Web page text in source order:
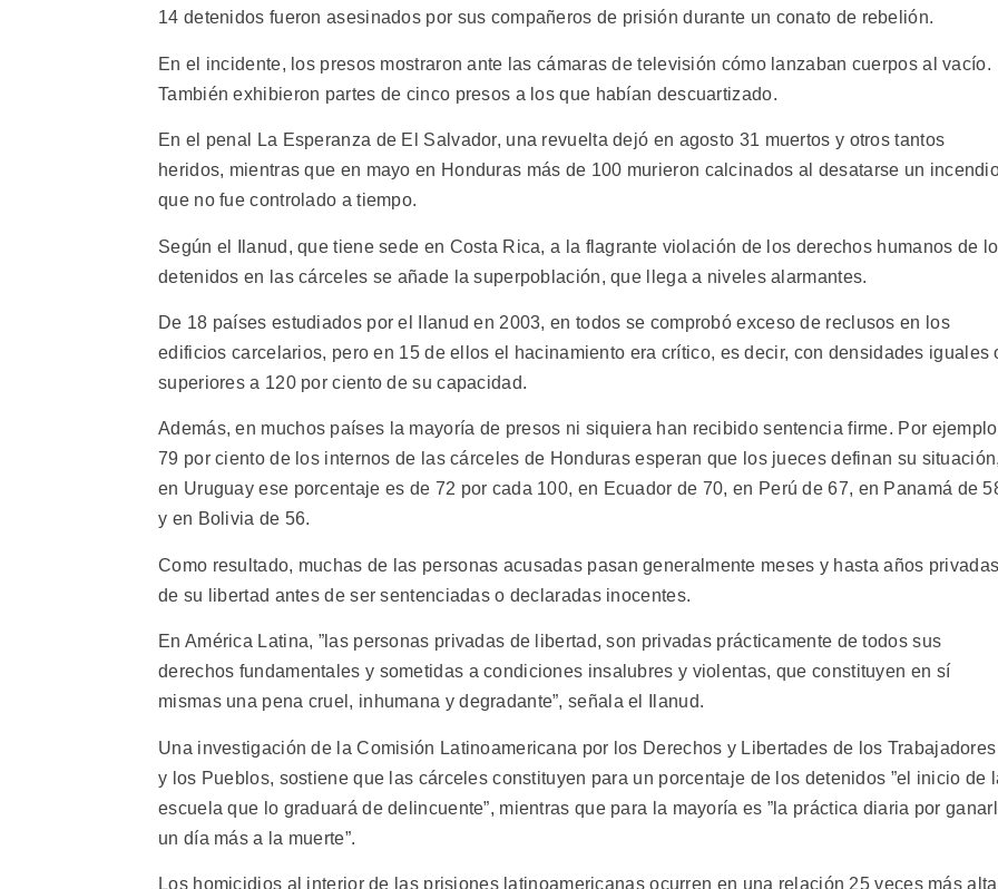
14 detenidos fueron asesinados por sus compañeros de prisión durante un conato de rebelión.
En el incidente, los presos mostraron ante las cámaras de televisión cómo lanzaban cuerpos al vacío.
También exhibieron partes de cinco presos a los que habían descuartizado.
En el penal La Esperanza de El Salvador, una revuelta dejó en agosto 31 muertos y otros tantos
heridos, mientras que en mayo en Honduras más de 100 murieron calcinados al desatarse un
que no fue controlado a tiempo.
Según el Ilanud, que tiene sede en Costa Rica, a la flagrante violación de los derechos humanos de
detenidos en las cárceles se añade la superpoblación, que llega a niveles alarmantes.
De 18 países estudiados por el Ilanud en 2003, en todos se comprobó exceso de reclusos en los
edificios carcelarios, pero en 15 de ellos el hacinamiento era crítico, es decir, con densidades iguales
superiores a 120 por ciento de su capacidad.
Además, en muchos países la mayoría de presos ni siquiera han recibido sentencia firme. Por
79 por ciento de los internos de las cárceles de Honduras esperan que los jueces definan su
en Uruguay ese porcentaje es de 72 por cada 100, en Ecuador de 70, en Perú de 67, en Panamá de
y en Bolivia de 56.
Como resultado, muchas de las personas acusadas pasan generalmente meses y hasta años
de su libertad antes de ser sentenciadas o declaradas inocentes.
En América Latina, ”las personas privadas de libertad, son privadas prácticamente de todos sus
derechos fundamentales y sometidas a condiciones insalubres y violentas, que constituyen en sí
mismas una pena cruel, inhumana y degradante”, señala el Ilanud.
Una investigación de la Comisión Latinoamericana por los Derechos y Libertades de los Trabajadores
y los Pueblos, sostiene que las cárceles constituyen para un porcentaje de los detenidos ”el inicio de
escuela que lo graduará de delincuente”, mientras que para la mayoría es ”la práctica diaria por
un día más a la muerte”.
Los homicidios al interior de las prisiones latinoamericanas ocurren en una relación 25 veces más alta